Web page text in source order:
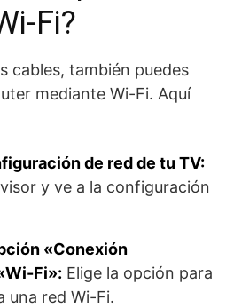
Fi?
cables, también puedes
mediante Wi-Fi. Aquí
de red de tu TV:
y ve a la configuración
«Conexión
Fi»: Elige la opción para
una red Wi-Fi.